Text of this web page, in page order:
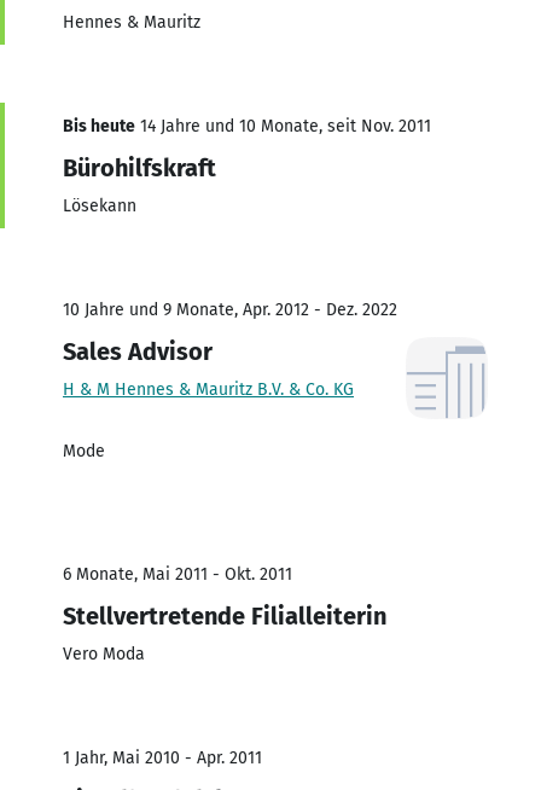
Hennes & Mauritz
Bis heute 14 Jahre und 10 Monate, seit Nov. 2011
Bürohilfskraft
Lösekann
10 Jahre und 9 Monate, Apr. 2012 - Dez. 2022
Sales Advisor
H & M Hennes & Mauritz B.V. & Co. KG
Mode
6 Monate, Mai 2011 - Okt. 2011
Stellvertretende Filialleiterin
Vero Moda
1 Jahr, Mai 2010 - Apr. 2011